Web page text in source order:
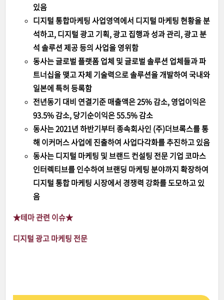
있음
디지털 통합마케팅 사업영역에서 디지털 마케팅 현황을 분
석하고, 디지털 광고 기획, 광고 집행과 성과 관리, 광고 분
석 솔루션 제공 등의 사업을 영위함
동사는 글로벌 플랫폼 업체 및 글로벌 솔루션 업체들과 파
트너십을 맺고 자체 기술력으로 솔루션을 개발하여 국내와
일본에 특허 등록함
전년동기 대비 연결기준 매출액은 25% 감소, 영업이익은
93.5% 감소, 당기순이익은 55.5% 감소
동사는 2021년 하반기부터 종속회사인 (주)더브록스를 통
해 이커머스 사업에 진출하여 사업다각화를 추진하고 있음
동사는 디지털 마케팅 및 브랜드 컨설팅 전문 기업 코마스
인터렉티브를 인수하여 브랜딩 마케팅 분야까지 확장하여
디지털 통합 마케팅 시장에서 경쟁력 강화를 도모하고 있
음
★테마 관련 이슈★
디지털 광고 마케팅 전문